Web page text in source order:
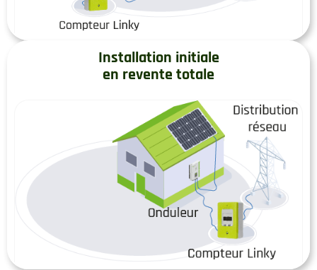
Installation initiale
en revente totale